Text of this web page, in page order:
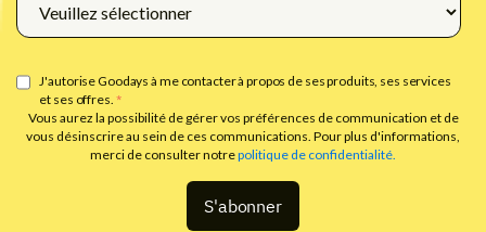
J'autorise Goodays à me contacter à propos de ses produits, ses services
et ses offres. *
Vous aurez la possibilité de gérer vos préférences de communication et de
vous désinscrire au sein de ces communications. Pour plus d'informations,
merci de consulter notrepolitique de confidentialité.